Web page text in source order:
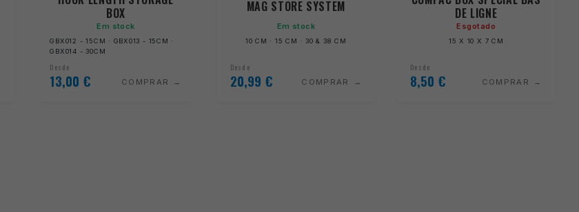
BOX
Em stock
GBX012 - 15CM · GBX013 - 15CM ·
GBX014 - 30CM
Desde
13,00 € COMPRAR
MAG STORE SYSTEM
Em stock
10 CM · 15 CM · 30 & 38 CM
Desde
20,99 € COMPRAR
DE LIGNE
Esgotado
15 X 10 X 7 CM
Desde
8,50 € COMPRAR